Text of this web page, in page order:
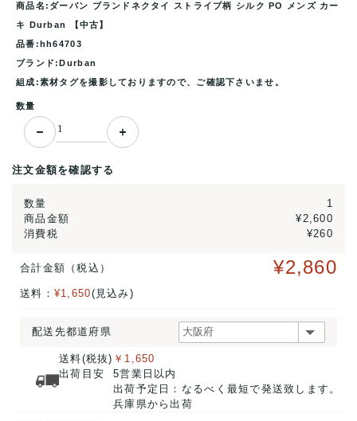
商品名:ダーバン ブランドネクタイ ストライプ柄 シルク PO メンズ カー
キ Durban 【中古】
品番:hh64703
ブランド:Durban
組成:素材タグを撮影しておりますので、ご確認下さいませ。
数量
注文金額を確認する
数量
1
商品金額
¥2,600
消費税
¥260
合計金額（税込） ¥2,860
送料： ¥1,650(見込み)
配送先都道府県
送料(税抜)
出荷目安
￥1,650
5営業日以内
出荷予定日：なるべく最短で発送致します。
兵庫県から出荷